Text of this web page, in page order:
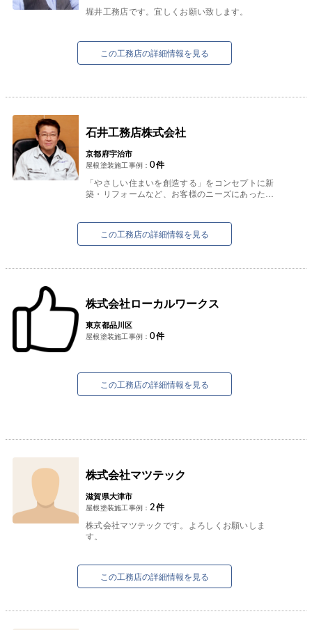
堀井工務店です。宜しくお願い致します。
この工務店の詳細情報を見る
石井工務店株式会社
京都府宇治市
屋根塗装施工事例：0件
「やさしい住まいを創造する」をコンセプトに新
築・リフォームなど、お客様のニーズにあった工
近年は今あるものを大事...
この工務店の詳細情報を見る
株式会社ローカルワークス
東京都品川区
屋根塗装施工事例：0件
この工務店の詳細情報を見る
株式会社マツテック
滋賀県大津市
屋根塗装施工事例：2件
株式会社マツテックです。よろしくお願いしま
す。
す。
さて、みなさ...
この工務店の詳細情報を見る